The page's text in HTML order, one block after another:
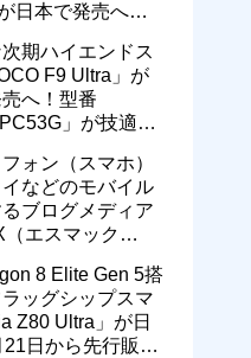
日本で発売へ！
期ハイエンドス
F9 Ultra」が
へ！型番
」が技適通
に
ォン（スマホ）
などのモバイル
ブログメディア
（エスマック
8 Elite Gen 5搭
ッグシップスマ
Z80 Ultra」が日
日から先行販